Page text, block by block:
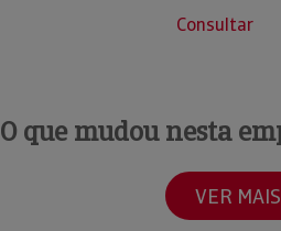
Consultar
O que mudou nesta
VER